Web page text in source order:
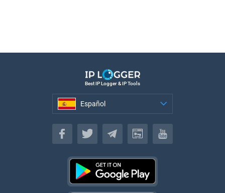
Best IP Logger & IP Tools
Español
Español